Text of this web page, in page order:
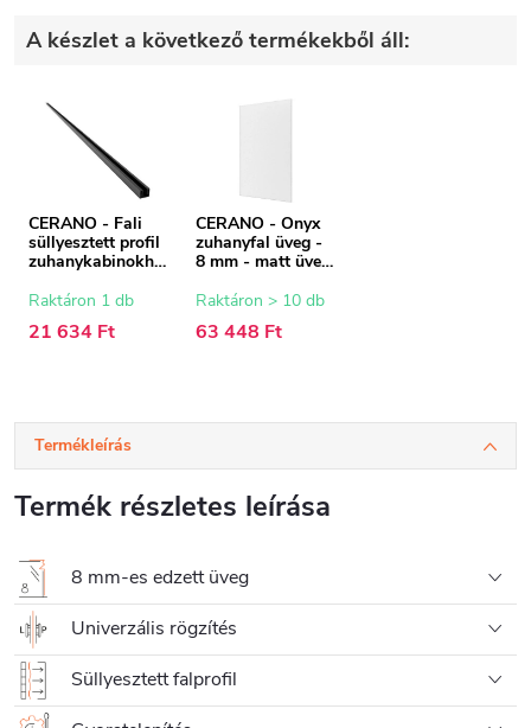
A készlet a következő termékekből áll:
CERANO - Fali
süllyesztett profil
zuhanykabinokho
fekete - 200 cm
Raktáron 1 db
21 634 Ft
CERANO - Onyx
zuhanyfal üveg -
8 mm - matt üveg
Raktáron > 10 db
63 448 Ft
Termékleírás
Termék részletes leírása
8 mm-es edzett üveg
Univerzális rögzítés
Süllyesztett falprofil